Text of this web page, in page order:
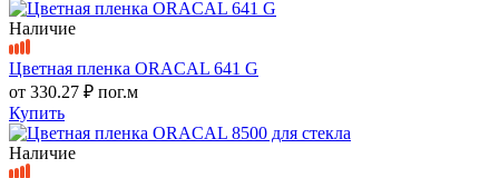
Наличие
Цветная пленка ORACAL 641 G
от 330.27 ₽ пог.м
Купить
Наличие